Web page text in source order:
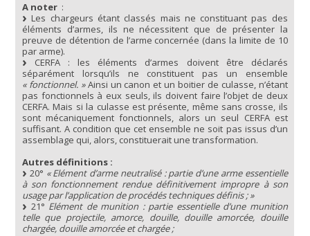
A noter :
Les chargeurs étant classés mais ne constituant pas des
éléments d’armes, ils ne nécessitent que de présenter la
preuve de détention de l’arme concernée (dans la limite de 10
par arme).
CERFA : les éléments d’armes doivent être déclarés
séparément lorsqu’ils ne constituent pas un ensemble
« fonctionnel. »Ainsi un canon et un boitier de culasse, n’étant
pas fonctionnels à eux seuls, ils doivent faire l’objet de deux
CERFA. Mais si la culasse est présente, même sans crosse, ils
sont mécaniquement fonctionnels, alors un seul CERFA est
suffisant. A condition que cet ensemble ne soit pas issus d’un
assemblage qui, alors, constituerait une transformation.
Autres définitions :
20° « Elément d’arme neutralisé : partie d’une arme essentielle
à son fonctionnement rendue définitivement impropre à son
usage par l’application de procédés techniques définis ; »
21° Elément de munition : partie essentielle d’une munition
telle que projectile, amorce, douille, douille amorcée, douille
chargée, douille amorcée et chargée ;